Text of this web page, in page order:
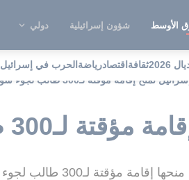
الأوسط شؤون إسرائيلية دولي
2026 ثقافة اقتصادرياضة الحرب في إسرائيل
تمنح إقامة مؤقتة لـ300 طالب لجوء سوداني
طالب لجوء سوداني
من دارفور وجبال النوبة والنيل الأزرق